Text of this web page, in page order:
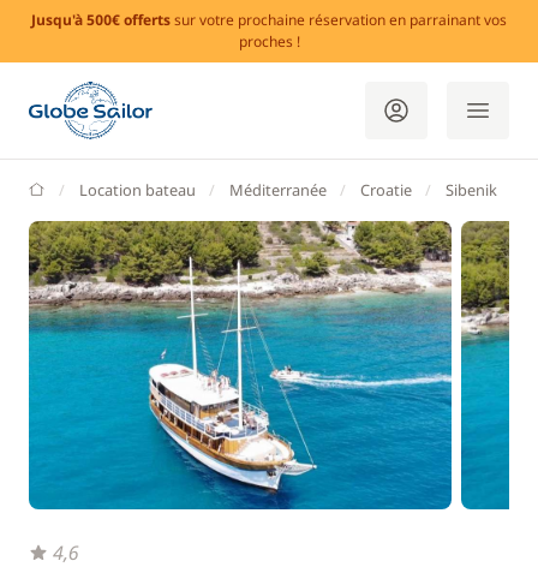
Jusqu'à 500€ offertssur votre prochaine réservation en parrainant vos
proches !
GlobeSailor
Location bateau Méditerranée Croatie Sibenik
4,6